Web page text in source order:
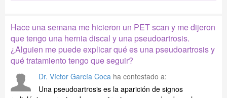
Hace una semana me hicieron un PET scan y me dijeron
que tengo una hernia discal y una pseudoartrosis.
¿Alguien me puede explicar qué es una pseudoartrosis y
qué tratamiento tengo que seguir?
Dr. Víctor García Coca ha contestado a:
Una pseudoartrosis es la aparición de signos